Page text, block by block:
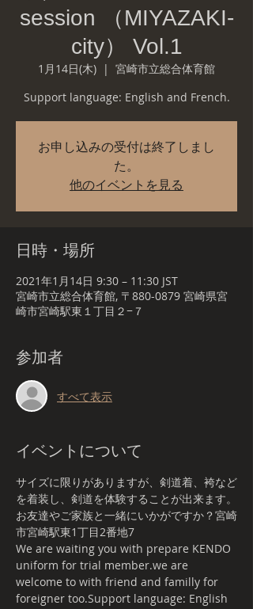
session （MIYAZAKI-
city） Vol.1
1月14日(木)
  |
宮崎市立総合体育館
Support language: English and French.
お申し込みの受付は終了しまし
た。
他のイベントを見る
日時・場所
2021年1月14日 9:30 – 11:30 JST
宮崎市立総合体育館, 〒880-0879 宮崎県宮
崎市宮崎駅東１丁目２−７
参加者
すべて表示
イベントについて
サイズに限りがありますが、剣道着、袴など
を着装し、剣道を体験することが出来ます。
お友達やご家族と一緒にいかがですか？宮崎
市宮崎駅東1丁目2番地7
We are waiting you with prepare KENDO
uniform for trial member.we are
welcome to with friend and familly for
foreigner too.Support language: English